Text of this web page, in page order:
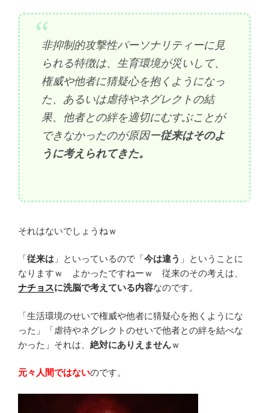
非抑制的攻撃性パーソナリティーに見
られる特徴は、生育環境が災いして、
権威や他者に猜疑心を抱くようになっ
た、あるいは虐待やネグレクトの結
果、他者との絆を適切にむすぶことが
できなかったのが原因ー従来はそのよ
うに考えられてきた。
それはないでしょうねｗ
「従来は 」といっているので「今は違う 」ということに
なりますｗ よかったですねーｗ 従来のその考えは、
ナチョスに洗脳で考えている内容なのです。
「生活環境のせいで権威や他者に猜疑心を抱くようにな
った」「虐待やネグレクトのせいで他者との絆を結べな
かった」それは、 絶対にありえませんｗ
元々人間ではないのです。